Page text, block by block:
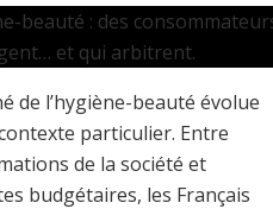
de l’hygiène-beauté évolue
particulier. Entre
de la société et
budgétaires, les Français